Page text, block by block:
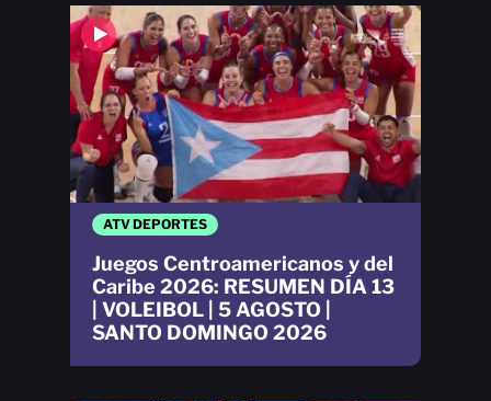
ATV DEPORTES
Juegos Centroamericanos y del
Caribe 2026: RESUMEN DÍA 13
| VOLEIBOL | 5 AGOSTO |
SANTO DOMINGO 2026